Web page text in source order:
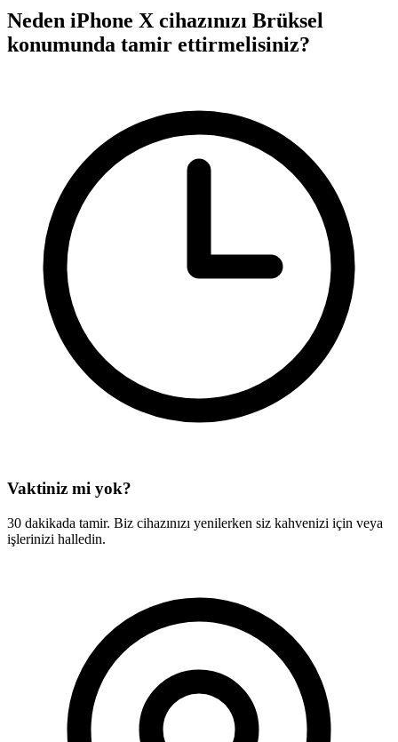
Neden iPhone X cihazınızı Brüksel
konumunda tamir ettirmelisiniz?
Vaktiniz mi yok?
30 dakikada tamir. Biz cihazınızı yenilerken siz kahvenizi için veya
işlerinizi halledin.